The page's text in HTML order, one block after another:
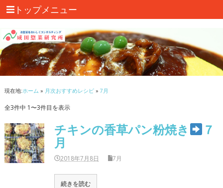
トップメニュー
現在地:ホーム » 月次おすすめレシピ» 7月
全3件中 1〜3件目を表示
チキンの香草パン粉焼き ７
月
2018年7月8日 7月
続きを読む